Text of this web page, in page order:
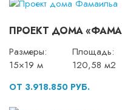
ПРОЕКТ ДОМА
Размеры:
15×19 м
Площадь:
120,58 м2
ОТ 3.918.850 РУБ.